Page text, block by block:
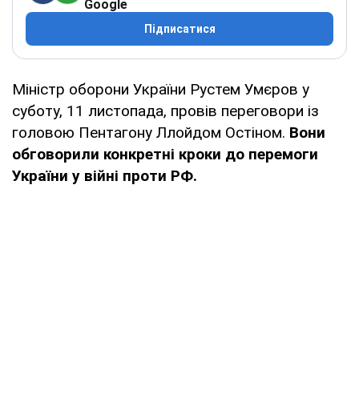
Google
Підписатися
Міністр оборони України Рустем Умєров у
суботу, 11 листопада, провів переговори із
головою Пентагону Ллойдом Остіном. Вони
обговорили конкретні кроки до перемоги
України у війні проти РФ.